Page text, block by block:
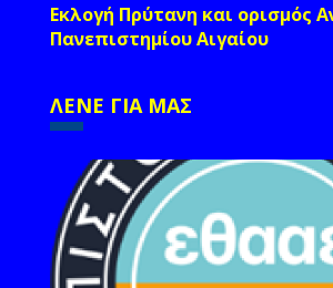
Εκλογή Πρύτανη και ορισμός
Πανεπιστημίου Αιγαίου
ΛΕΝΕ ΓΙΑ ΜΑΣ